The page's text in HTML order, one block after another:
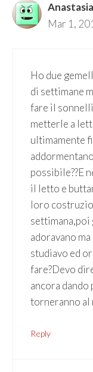
Anastasia
Mar 1,
Ho due
di settimane
fare il
metterle a
ultimamente
possibile??E
il letto e
loro
adoravano
studiavo ed
fare?Devo
ancora dando
torneranno al
Reply